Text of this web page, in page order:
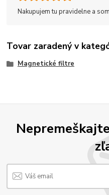
Nakupujem tu pravidelne a
Tovar zaradený v
Magnetické filtre